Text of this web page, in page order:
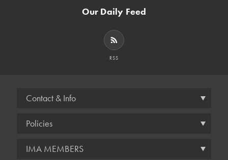
Our Daily Feed
RSS
Contact & Info
Policies
IMA MEMBERS